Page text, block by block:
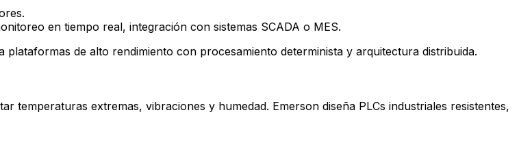
en tiempo real, integración con sistemas SCADA o MES.
plataformas de alto rendimiento con procesamiento determinista y arquitectura distribuida.
temperaturas extremas, vibraciones y humedad. Emerson diseña PLCs industriales resistentes,